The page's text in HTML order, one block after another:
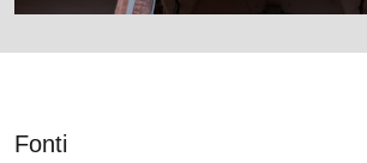
Fonti